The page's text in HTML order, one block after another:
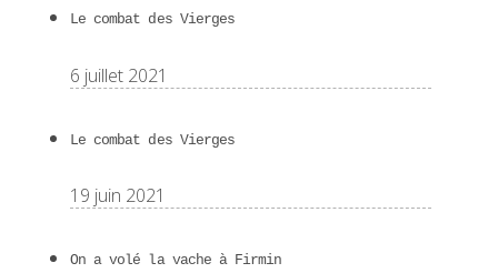
Le combat des Vierges
6 juillet 2021
Le combat des Vierges
19 juin 2021
On a volé la vache à Firmin